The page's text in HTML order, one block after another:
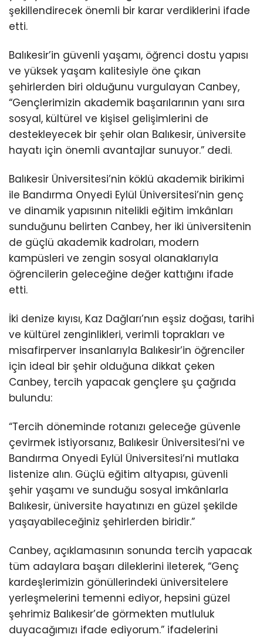
şekillendirecek önemli bir karar verdiklerini ifade
etti.
Balıkesir’in güvenli yaşamı, öğrenci dostu yapısı
ve yüksek yaşam kalitesiyle öne çıkan
şehirlerden biri olduğunu vurgulayan Canbey,
“Gençlerimizin akademik başarılarının yanı sıra
sosyal, kültürel ve kişisel gelişimlerini de
destekleyecek bir şehir olan Balıkesir, üniversite
hayatı için önemli avantajlar sunuyor.” dedi.
Balıkesir Üniversitesi’nin köklü akademik birikimi
ile Bandırma Onyedi Eylül Üniversitesi’nin genç
ve dinamik yapısının nitelikli eğitim imkânları
sunduğunu belirten Canbey, her iki üniversitenin
de güçlü akademik kadroları, modern
kampüsleri ve zengin sosyal olanaklarıyla
öğrencilerin geleceğine değer kattığını ifade
etti.
İki denize kıyısı, Kaz Dağları’nın eşsiz doğası, tarihi
ve kültürel zenginlikleri, verimli toprakları ve
misafirperver insanlarıyla Balıkesir’in öğrenciler
için ideal bir şehir olduğuna dikkat çeken
Canbey, tercih yapacak gençlere şu çağrıda
bulundu:
“Tercih döneminde rotanızı geleceğe güvenle
çevirmek istiyorsanız, Balıkesir Üniversitesi’ni ve
Bandırma Onyedi Eylül Üniversitesi’ni mutlaka
listenize alın. Güçlü eğitim altyapısı, güvenli
şehir yaşamı ve sunduğu sosyal imkânlarla
Balıkesir, üniversite hayatınızı en güzel şekilde
yaşayabileceğiniz şehirlerden biridir.”
Canbey, açıklamasının sonunda tercih yapacak
tüm adaylara başarı dileklerini ileterek, “Genç
kardeşlerimizin gönüllerindeki üniversitelere
yerleşmelerini temenni ediyor, hepsini güzel
şehrimiz Balıkesir’de görmekten mutluluk
duyacağımızı ifade ediyorum.” ifadelerini